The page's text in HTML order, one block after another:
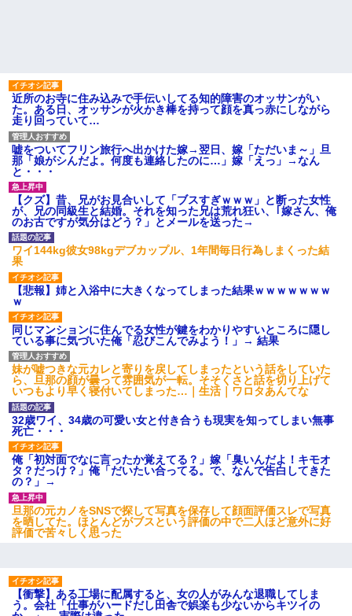
全く親しくないママ友Aから突然「飲み会しよう」と誘われたがお
断りした。後日Aの企みを知ってゾッとするやら腹立つやら！
近所のお寺に住み込みで手伝いしてる知的障害のオッサンがい
た。ある日、オッサンが火かき棒を持って顔を真っ赤にしながら
走り回っていて…
デパートの外商『私さんだと名乗る女が、ツケで宝石を買おうと
していて…』私「！？」→ 翌日。ママ友たちの様子が微妙におか
しくなり・・・
ミスした新人(
って言ったら・・・
新卒の女性社員に1年半ストーカーされていた。俺「マジで怖い」
上司「話をしてみる」→女性社員「実は10数年前に…」
嘘をついてフリン旅行へ出かけた嫁→翌日、嫁「ただいま～」旦
那「娘がシんだよ。何度も連絡したのに…」嫁「えっ」→なん
と・・・
私は家が貧しくて、手に職をつけようと看護師になった。だけど
卒業を控えた年の1月末、車にひかれて看護師になれなくなった。
【復讐】義兄嫁「生活費、足りない分を貸してほしい」私「貸す
わけないでしょｗｗｗｗ」→ 理由を話したら泣き出して・・私
（あまりにも希望通り）
最近うちの庭に知らない男の人がしょっちゅう入ってくる。それ
近所のお寺に住み込みで手伝いしてる知的障害のオッサンがい
た。ある日、オッサンが火かき棒を持って顔を真っ赤にしながら
走り回っていて…
嘘をついてフリン旅行へ出かけた嫁→翌日、嫁「ただいま～」旦
那「娘がシんだよ。何度も連絡したのに…」嫁「えっ」→なん
と・・・
【クズ】昔、兄がお見合いして「ブスすぎｗｗｗ」と断った女性
が、兄の同級生と結婚。それを知った兄は荒れ狂い、｢嫁さん、俺
のお古ですが気分はどう？」とメールを送った→
ワイ144kg彼女98kgデブカップル、1年間毎日行為しまくった結
果
【悲報】姉と入浴中に大きくなってしまった結果ｗｗｗｗｗｗｗ
ｗ
同じマンションに住んでる女性が鍵をわかりやすいところに隠し
ている事に気づいた俺「忍びこんでみよう！」→ 結果
妹が嘘つきな元カレと寄りを戻してしまったという話をしていた
ら、旦那の顔が曇って雰囲気が一転。そそくさと話を切り上げて
いつもより早く寝付いてしまった…｜生活｜ワロタあんてな
32歳ワイ、34歳の可愛い女と付き合うも現実を知ってしまい無事
死亡・・・
俺「初対面でなに言ったか覚えてる？」嫁「臭いんだよ！キモオ
タ？だっけ？」俺「だいたい合ってる。で、なんで告白してきた
の？」→
旦那の元カノをSNSで探して写真を保存して顔面評価スレで写真
を晒してた。ほとんどがブスという評価の中で二人ほど意外に好
評価で苦々しく思った
【衝撃】ある工場に配属すると、女の人がみんな退職してしま
う。会社「仕事がハードだし田舎で娯楽も少ないからキツイの